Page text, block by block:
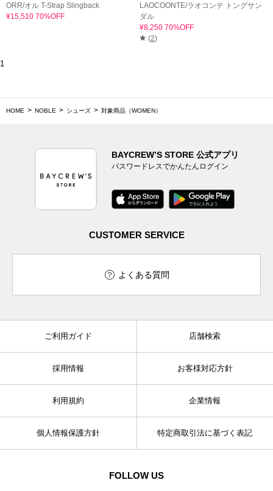
ORR/オル T-Strap Slingback
¥15,510 70%OFF
LAOCOONTE/ラオコンテ トングサン
ダル
¥8,250 70%OFF
(2)
1
HOME NOBLE シューズ 対象商品（WOMEN）
BAYCREW’S STORE 公式アプリ
パスワードレスでかんたんログイン
CUSTOMER SERVICE
よくある質問
ご利用ガイド 店舗検索
採用情報 お客様対応方針
利用規約 企業情報
個人情報保護方針 特定商取引法に基づく表記
FOLLOW US